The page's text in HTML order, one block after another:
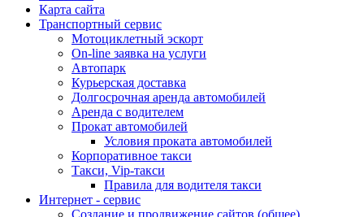
Карта сайта
Транспортный сервис
Мотоциклетный эскорт
On-line заявка на услуги
Автопарк
Курьерская доставка
Долгосрочная аренда автомобилей
Аренда с водителем
Прокат автомобилей
Условия проката автомобилей
Корпоративное такси
Такси, Vip-такси
Правила для водителя такси
Интернет - сервис
Создание и продвижение сайтов (общее)